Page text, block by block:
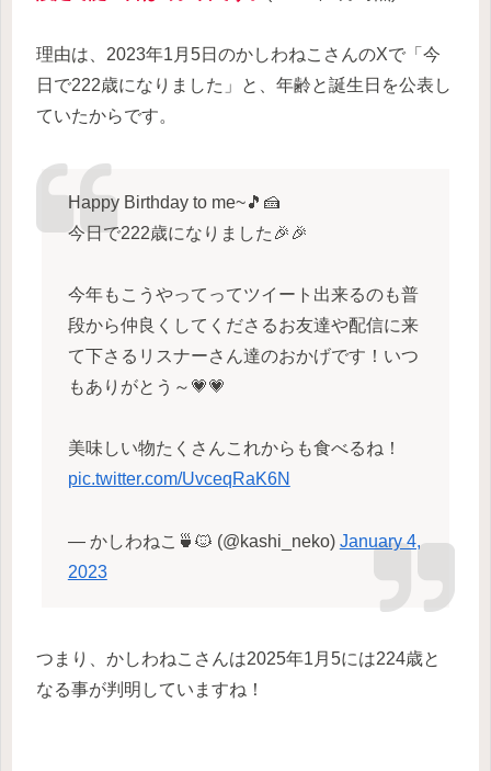
理由は、2023年1月5日のかしわねこさんのXで「今
日で222歳になりました」と、年齢と誕生日を公表し
ていたからです。
Happy Birthday to me~🎵🍰
今日で222歳になりました🎉🎉
今年もこうやってってツイート出来るのも普
段から仲良くしてくださるお友達や配信に来
て下さるリスナーさん達のおかげです！いつ
もありがとう～💗💗
美味しい物たくさんこれからも食べるね！
pic.twitter.com/UvceqRaK6N
— かしわねこ🍵🐱 (@kashi_neko) January 4,
2023
つまり、かしわねこさんは2025年1月5には224歳と
なる事が判明していますね！